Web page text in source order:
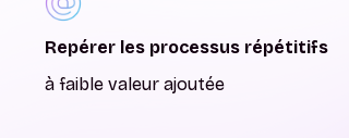
Repérer les processus répétitifs
à faible valeur ajoutée